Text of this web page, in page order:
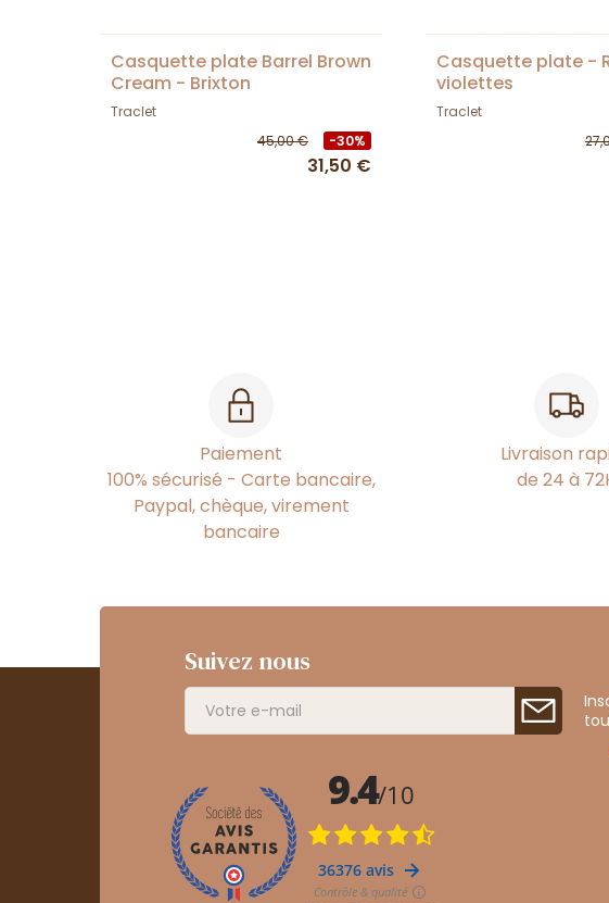
Casquette plate Barrel Brown
Cream - Brixton
Traclet
45,00 €
-30%
31,50 €
Casquette plate -
violettes
Traclet
Paiement
100% sécurisé - Carte bancaire,
Paypal, chèque, virement
bancaire
Livraison
de 24 à
Suivez nous